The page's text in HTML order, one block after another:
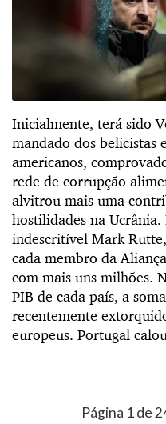
Inicialmente, terá sido
mandado dos belicistas
americanos,
rede de corrupção
alvitrou mais uma
hostilidades na
indescritível Mark
cada membro da
com mais uns milhões.
PIB de cada país, a
recentemente
europeus. Portugal
Página 1 de